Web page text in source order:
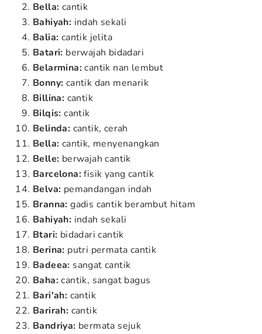
Bella: cantik
Bahiyah: indah sekali
Balia: cantik jelita
Batari: berwajah bidadari
Belarmina:cantik nan lembut
Bonny: cantik dan menarik
Billina: cantik
Bilqis:cantik
Belinda: cantik, cerah
Bella: cantik, menyenangkan
Belle: berwajah cantik
Barcelona:fisik yang cantik
Belva: pemandangan indah
Branna:gadis cantik berambut hitam
Bahiyah: indah sekali
Btari: bidadari cantik
Berina: putri permata cantik
Badeea: sangat cantik
Baha:cantik, sangat bagus
Bari'ah: cantik
Barirah: cantik
Bandriya: bermata sejuk